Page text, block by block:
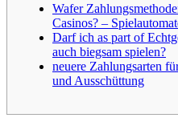
Wafer
Casinos? –
Darf ich as part of
auch biegsam spielen?
neuere Zahlungsarten
und Ausschüttung